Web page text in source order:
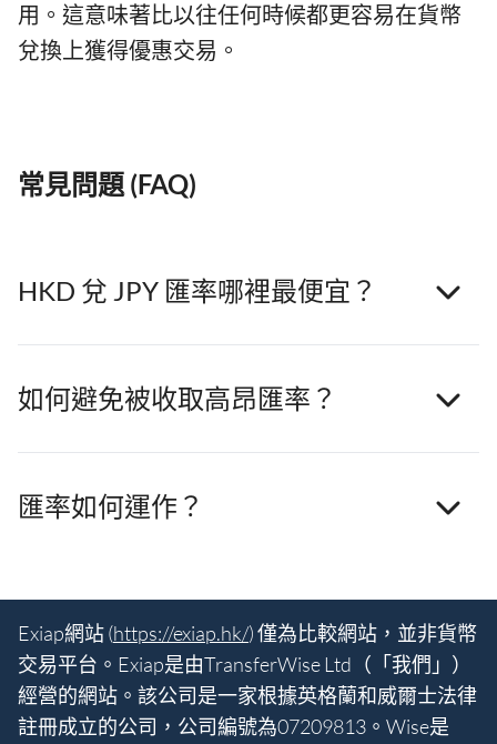
用。這意味著比以往任何時候都更容易在貨幣
兌換上獲得優惠交易。
常見問題 (FAQ)
HKD 兌 JPY 匯率哪裡最便宜？
如何避免被收取高昂匯率？
匯率如何運作？
Exiap網站 (https://exiap.hk/) 僅為比較網站，並非貨幣
交易平台。Exiap是由TransferWise Ltd（「我們」）
經營的網站。該公司是一家根據英格蘭和威爾士法律
註冊成立的公司，公司編號為07209813。Wise是